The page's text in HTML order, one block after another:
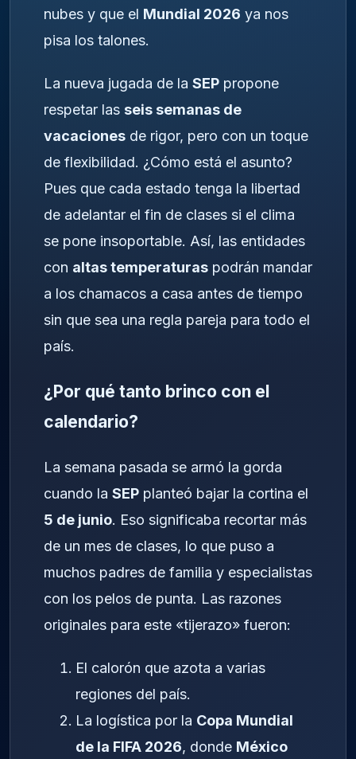
nubes y que el Mundial 2026 ya nos
pisa los talones.
La nueva jugada de la SEP propone
respetar las seis semanas de
vacaciones de rigor, pero con un toque
de flexibilidad. ¿Cómo está el asunto?
Pues que cada estado tenga la libertad
de adelantar el fin de clases si el clima
se pone insoportable. Así, las entidades
con altas temperaturas podrán mandar
a los chamacos a casa antes de tiempo
sin que sea una regla pareja para todo el
país.
¿Por qué tanto brinco con el
calendario?
La semana pasada se armó la gorda
cuando la SEP planteó bajar la cortina el
5 de junio. Eso significaba recortar más
de un mes de clases, lo que puso a
muchos padres de familia y especialistas
con los pelos de punta. Las razones
originales para este «tijerazo» fueron:
El calorón que azota a varias
regiones del país.
La logística por la Copa Mundial
de la FIFA 2026, donde México